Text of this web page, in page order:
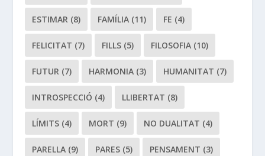
ESTIMAR (8) FAMÍLIA (11) FE (4)
FELICITAT (7) FILLS (5) FILOSOFIA (10)
FUTUR (7) HARMONIA (3) HUMANITAT (7)
INTROSPECCIÓ (4) LLIBERTAT (8)
LÍMITS (4) MORT (9) NO DUALITAT (4)
PARELLA (9) PARES (5) PENSAMENT (3)